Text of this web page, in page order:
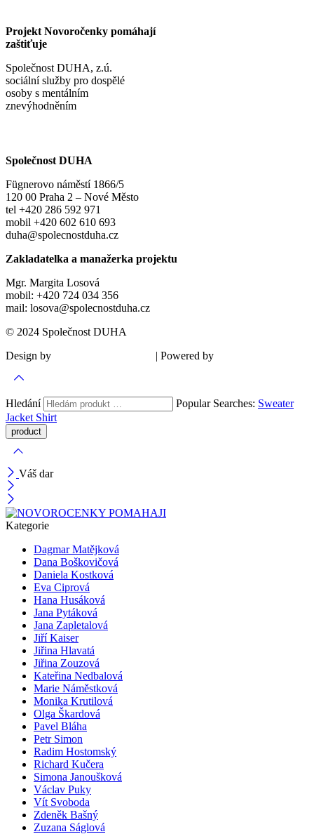
Projekt Novoročenky pomáhají
zaštiťuje
Společnost DUHA, z.ú.
sociální služby pro dospělé
osoby s mentálním
znevýhodněním
Společnost DUHA
Fügnerovo náměstí 1866/5
120 00 Praha 2 – Nové Město
tel +420 286 592 971
mobil +420 602 610 693
duha@spolecnostduha.cz
Zakladatelka a manažerka projektu
Mgr. Margita Losová
mobil: +420 724 034 356
mail: losova@spolecnostduha.cz
© 2024 Společnost DUHA
Design by
| Powered by
Hledání Popular Searches: Sweater
Jacket Shirt
Váš dar
Kategorie
Dagmar Matějková
Dana Boškovičová
Daniela Kostková
Eva Ciprová
Hana Husáková
Jana Pytáková
Jana Zapletalová
Jiří Kaiser
Jiřina Hlavatá
Jiřina Zouzová
Kateřina Nedbalová
Marie Náměstková
Monika Krutilová
Olga Škardová
Pavel Bláha
Petr Simon
Radim Hostomský
Richard Kučera
Simona Janoušková
Václav Puky
Vít Svoboda
Zdeněk Bašný
Zuzana Ságlová